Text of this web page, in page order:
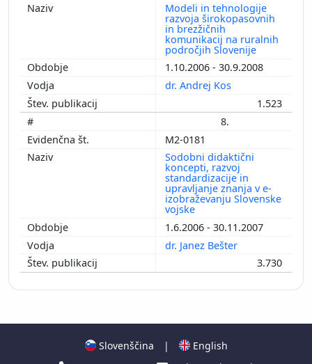
Modeli in tehnologije
razvoja širokopasovnih
in brezžičnih
komunikacij na ruralnih
področjih Slovenije
1.10.2006 - 30.9.2008
dr. Andrej Kos
1.523
8.
M2-0181
Sodobni didaktični
koncepti, razvoj
standardizacije in
upravljanje znanja v e-
izobraževanju Slovenske
vojske
1.6.2006 - 30.11.2007
dr. Janez Bešter
3.730
Slovenščina |
English